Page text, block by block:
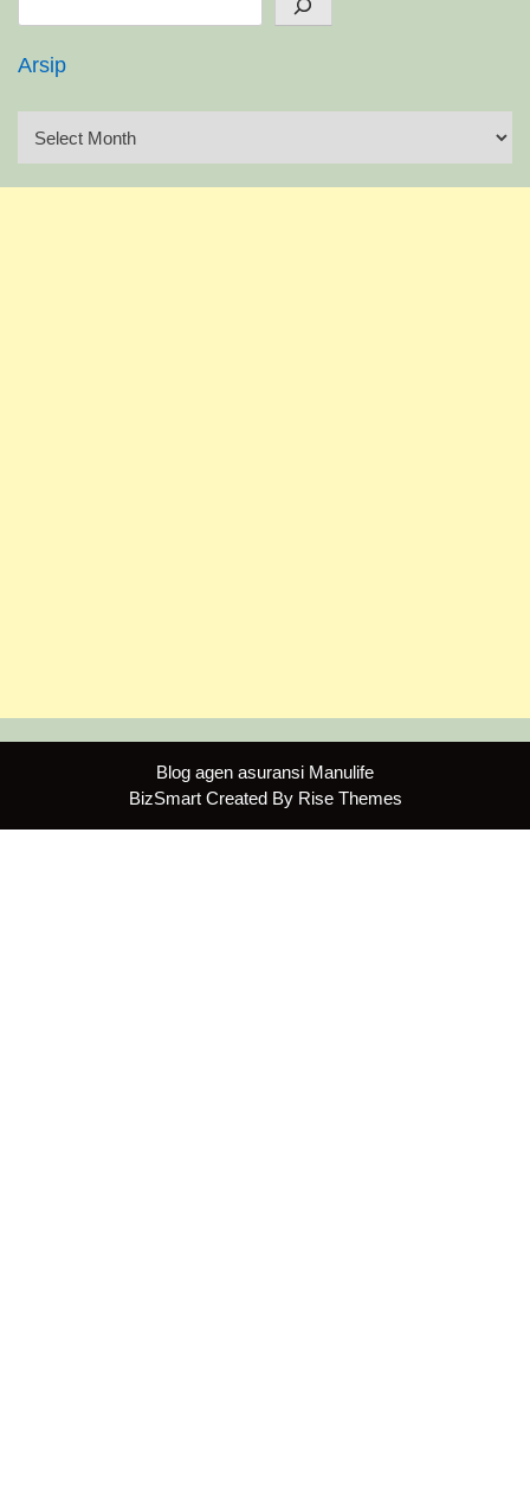
Arsip
Blog agen asuransi Manulife
BizSmart Created By Rise Themes